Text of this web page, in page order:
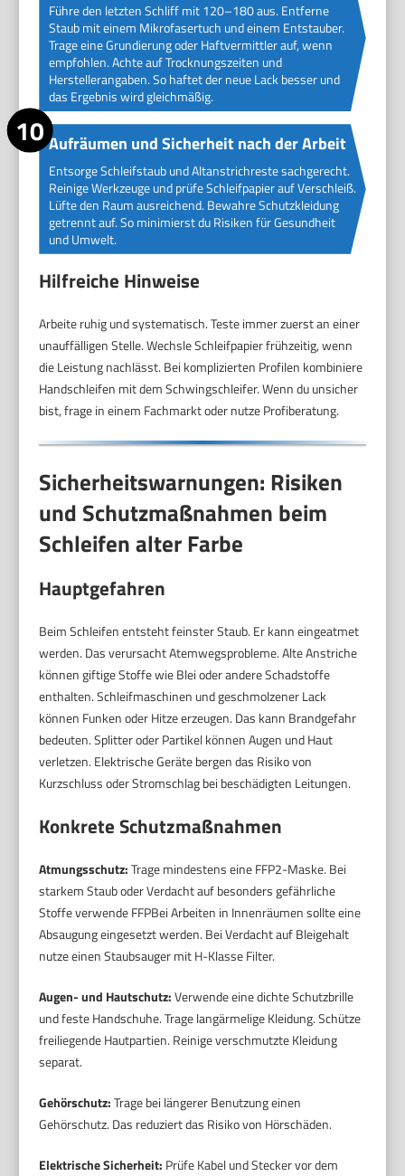
Führe den letzten Schliff mit 120–180 aus. Entferne
Staub mit einem Mikrofasertuch und einem Entstauber.
Trage eine Grundierung oder Haftvermittler auf, wenn
empfohlen. Achte auf Trocknungszeiten und
Herstellerangaben. So haftet der neue Lack besser und
das Ergebnis wird gleichmäßig.
Aufräumen und Sicherheit nach der Arbeit
Entsorge Schleifstaub und Altanstrichreste sachgerecht.
Reinige Werkzeuge und prüfe Schleifpapier auf Verschleiß.
Lüfte den Raum ausreichend. Bewahre Schutzkleidung
getrennt auf. So minimierst du Risiken für Gesundheit
und Umwelt.
Hilfreiche Hinweise
Arbeite ruhig und systematisch. Teste immer zuerst an einer
unauffälligen Stelle. Wechsle Schleifpapier frühzeitig, wenn
die Leistung nachlässt. Bei komplizierten Profilen kombiniere
Handschleifen mit dem Schwingschleifer. Wenn du unsicher
bist, frage in einem Fachmarkt oder nutze Profiberatung.
Sicherheitswarnungen: Risiken
und Schutzmaßnahmen beim
Schleifen alter Farbe
Hauptgefahren
Beim Schleifen entsteht feinster Staub. Er kann eingeatmet
werden. Das verursacht Atemwegsprobleme. Alte Anstriche
können giftige Stoffe wie Blei oder andere Schadstoffe
enthalten. Schleifmaschinen und geschmolzener Lack
können Funken oder Hitze erzeugen. Das kann Brandgefahr
bedeuten. Splitter oder Partikel können Augen und Haut
verletzen. Elektrische Geräte bergen das Risiko von
Kurzschluss oder Stromschlag bei beschädigten Leitungen.
Konkrete Schutzmaßnahmen
Atmungsschutz:Trage mindestens eine FFP2-Maske. Bei
starkem Staub oder Verdacht auf besonders gefährliche
Stoffe verwende FFPBei Arbeiten in Innenräumen sollte eine
Absaugung eingesetzt werden. Bei Verdacht auf Bleigehalt
nutze einen Staubsauger mit H-Klasse Filter.
Augen- und Hautschutz:Verwende eine dichte Schutzbrille
und feste Handschuhe. Trage langärmelige Kleidung. Schütze
freiliegende Hautpartien. Reinige verschmutzte Kleidung
separat.
Gehörschutz:Trage bei längerer Benutzung einen
Gehörschutz. Das reduziert das Risiko von Hörschäden.
Elektrische Sicherheit: Prüfe Kabel und Stecker vor dem